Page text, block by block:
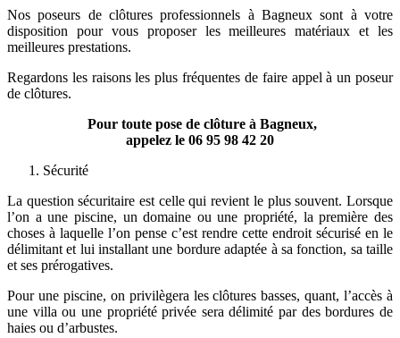
Nos poseurs de clôtures professionnels à Bagneux sont à votre
disposition pour vous proposer les meilleures matériaux et les
meilleures prestations.
Regardons les raisons les plus fréquentes de faire appel à un poseur
de clôtures.
Pour toute pose de clôture à Bagneux,
appelez le 06 95 98 42 20
Sécurité
La question sécuritaire est celle qui revient le plus souvent. Lorsque
l’on a une piscine, un domaine ou une propriété, la première des
choses à laquelle l’on pense c’est rendre cette endroit sécurisé en le
délimitant et lui installant une bordure adaptée à sa fonction, sa taille
et ses prérogatives.
Pour une piscine, on privilègera les clôtures basses, quant, l’accès à
une villa ou une propriété privée sera délimité par des bordures de
haies ou d’arbustes.